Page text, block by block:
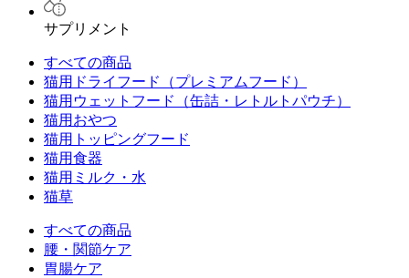
サプリメント
すべての商品
猫用ドライフード（プレミアムフード）
猫用ウェットフード（缶詰・レトルトパウチ）
猫用おやつ
猫用トッピングフード
猫用食器
猫用ミルク・水
猫草
すべての商品
腰・関節ケア
胃腸ケア